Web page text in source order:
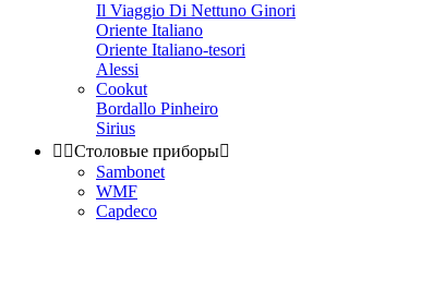
Il Viaggio Di Nettuno Ginori
Oriente Italiano
Oriente Italiano-tesori
Alessi
Cookut
Bordallo Pinheiro
Sirius
 Столовые приборы
Sambonet
WMF
Capdeco